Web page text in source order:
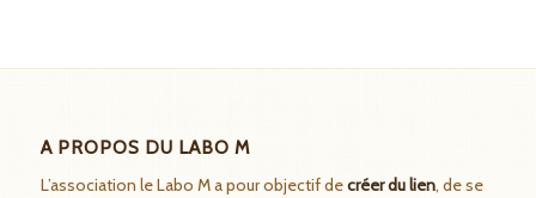
A PROPOS DU LABO M
L’association le Labo M a pour objectif decréer du lien, de se